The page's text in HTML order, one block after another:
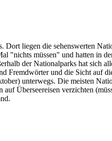
liegen die sehenswerten
"nichts müssen" und hatten in
der Nationalparks hat sich
und die Sicht auf
unterwegs. Die meisten
Überseereisen verzichten